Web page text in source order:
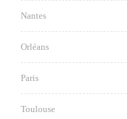
Nantes
Orléans
Paris
Toulouse